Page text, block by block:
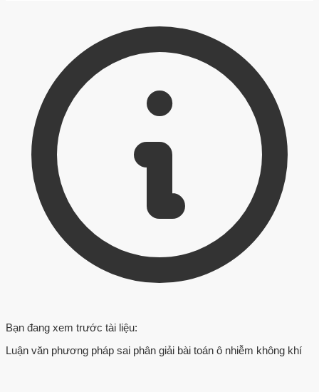
Bạn đang xem trước tài liệu:
Luận văn phương pháp sai phân giải bài toán ô nhiễm không khí